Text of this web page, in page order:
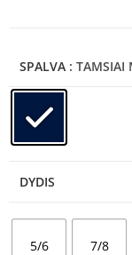
SPALVA : TAMSIAI
DYDIS
5/6 7/8